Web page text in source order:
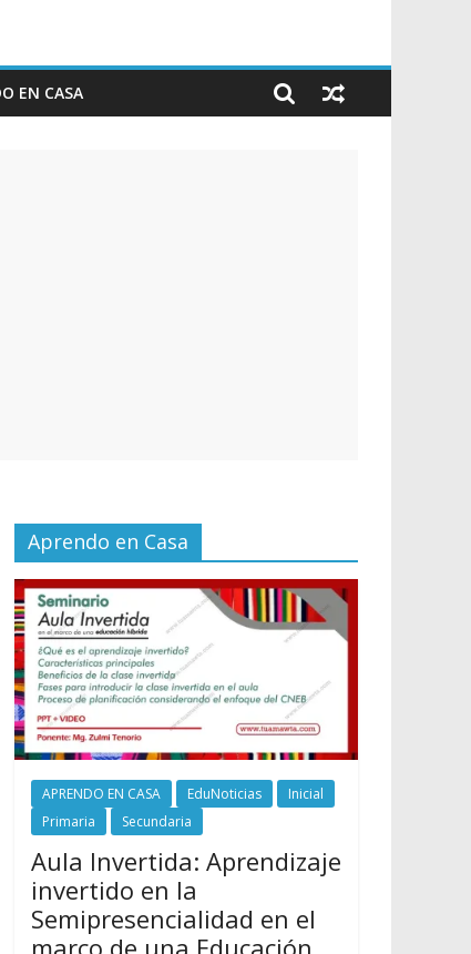
EN CASA
Aprendo en Casa
APRENDO EN CASA EduNoticias
Inicial
Primaria
Secundaria
Aula Invertida: Aprendizaje
invertido en la
Semipresencialidad en el